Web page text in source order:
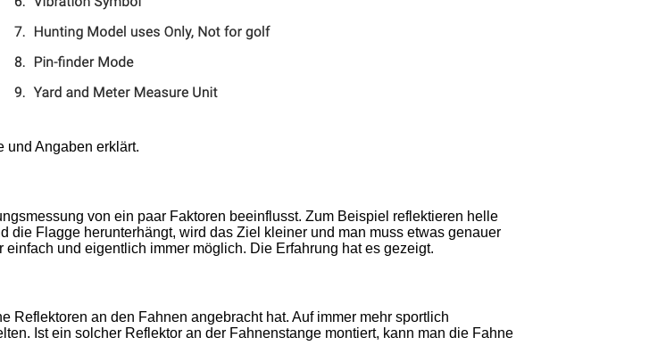
und Angaben erklärt.
von ein paar Faktoren beeinflusst. Zum Beispiel reflektieren helle
Flagge herunterhängt, wird das Ziel kleiner und man muss etwas genauer
und eigentlich immer möglich. Die Erfahrung hat es gezeigt.
Reflektoren an den Fahnen angebracht hat. Auf immer mehr sportlich
Ist ein solcher Reflektor an der Fahnenstange montiert, kann man die Fahne